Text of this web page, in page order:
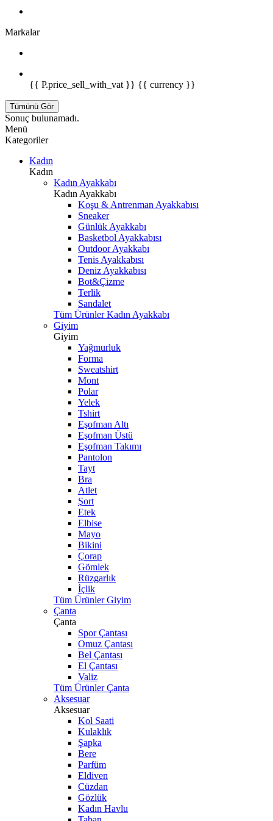
Markalar
{{ P.price_sell_with_vat }} {{ currency }}
Tümünü Gör
Sonuç bulunamadı.
Menü
Kategoriler
Kadın
Kadın
Kadın Ayakkabı
Kadın Ayakkabı
Koşu & Antrenman Ayakkabısı
Sneaker
Günlük Ayakkabı
Basketbol Ayakkabısı
Outdoor Ayakkabı
Tenis Ayakkabısı
Deniz Ayakkabısı
Bot&Çizme
Terlik
Sandalet
Tüm Ürünler Kadın Ayakkabı
Giyim
Giyim
Yağmurluk
Forma
Sweatshirt
Mont
Polar
Yelek
Tshirt
Eşofman Altı
Eşofman Üstü
Eşofman Takımı
Pantolon
Tayt
Bra
Atlet
Şort
Etek
Elbise
Mayo
Bikini
Çorap
Gömlek
Rüzgarlık
İçlik
Tüm Ürünler Giyim
Çanta
Çanta
Spor Çantası
Omuz Çantası
Bel Çantası
El Çantası
Valiz
Tüm Ürünler Çanta
Aksesuar
Aksesuar
Kol Saati
Kulaklık
Şapka
Bere
Parfüm
Eldiven
Cüzdan
Gözlük
Kadın Havlu